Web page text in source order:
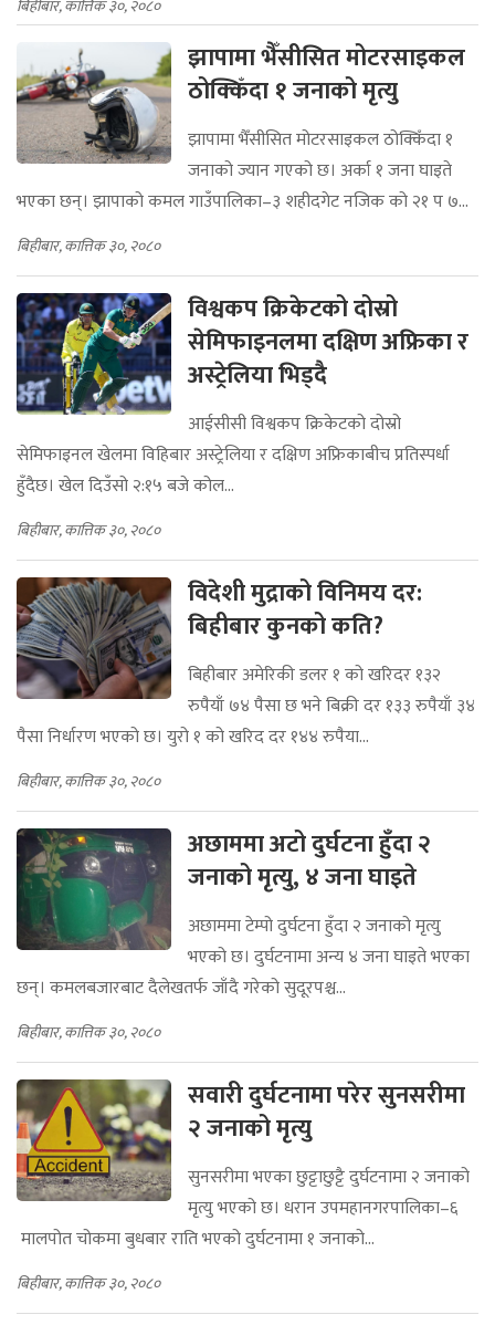
बिहीबार, कात्तिक ३०, २०८०
झापामा भैँसीसित मोटरसाइकल
ठोक्किँदा १ जनाको मृत्यु
झापामा भैँसीसित मोटरसाइकल ठोक्किँदा १
जनाको ज्यान गएको छ। अर्का १ जना घाइते
भएका छन्। झापाको कमल गाउँपालिका–३ शहीदगेट नजिक को २१ प ७...
बिहीबार, कात्तिक ३०, २०८०
विश्वकप क्रिकेटको दोस्रो
सेमिफाइनलमा दक्षिण अफ्रिका र
अस्ट्रेलिया भिड्दै
आईसीसी विश्वकप क्रिकेटको दोस्रो
सेमिफाइनल खेलमा विहिबार अस्ट्रेलिया र दक्षिण अफ्रिकाबीच प्रतिस्पर्धा
हुँदैछ। खेल दिउँसो २:१५ बजे कोल...
बिहीबार, कात्तिक ३०, २०८०
विदेशी मुद्राको विनिमय दर:
बिहीबार कुनको कति?
बिहीबार अमेरिकी डलर १ को खरिदर १३२
रुपैयाँ ७४ पैसा छ भने बिक्री दर १३३ रुपैयाँ ३४
पैसा निर्धारण भएको छ। युरो १ को खरिद दर १४४ रुपैया...
बिहीबार, कात्तिक ३०, २०८०
अछाममा अटो दुर्घटना हुँदा २
जनाको मृत्यु, ४ जना घाइते
अछाममा टेम्पो दुर्घटना हुँदा २ जनाको मृत्यु
भएको छ। दुर्घटनामा अन्य ४ जना घाइते भएका
छन्। कमलबजारबाट दैलेखतर्फ जाँदै गरेको सुदूरपश्च...
बिहीबार, कात्तिक ३०, २०८०
सवारी दुर्घटनामा परेर सुनसरीमा
२ जनाको मृत्यु
सुनसरीमा भएका छुट्टाछुट्टै दुर्घटनामा २ जनाको
मृत्यु भएको छ। धरान उपमहानगरपालिका–६
मालपोत चोकमा बुधबार राति भएको दुर्घटनामा १ जनाको...
बिहीबार, कात्तिक ३०, २०८०